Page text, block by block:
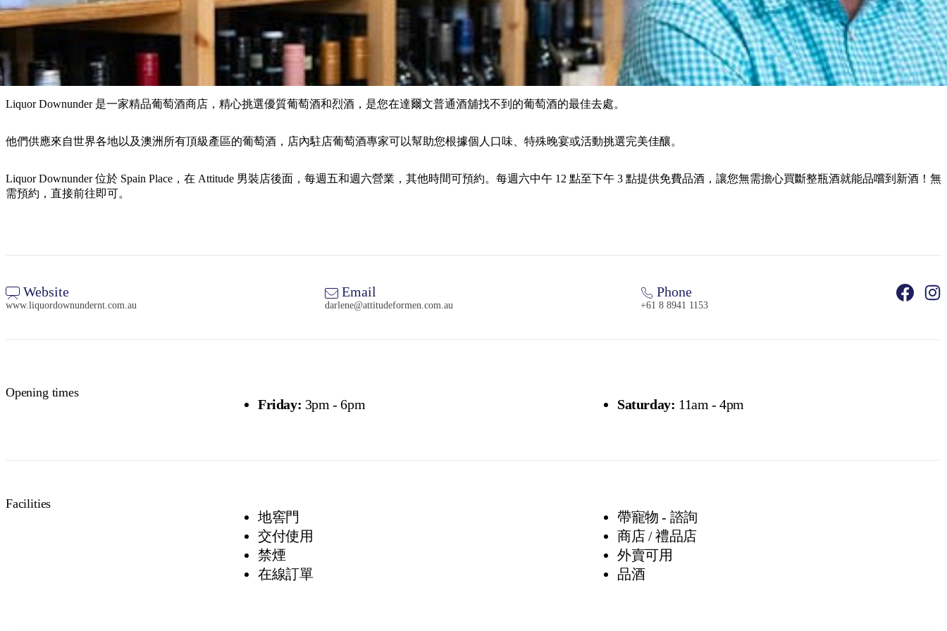
Liquor Downunder 是一家精品葡萄酒商店，精心挑選優質葡萄酒和烈酒，是您在達爾文普通酒舖找不到的葡萄酒的最佳去處。
他們供應來自世界各地以及澳洲所有頂級產區的葡萄酒，店內駐店葡萄酒專家可以幫助您根據個人口味、特殊晚宴或活動挑選完美佳釀。
Liquor Downunder 位於 Spain Place，在 Attitude 男裝店後面，每週五和週六營業，其他時間可預約。每週六中午 12 點至下午 3 點提供免費品酒，讓您無需擔心買斷整瓶酒就能品嚐到新酒！無
需預約，直接前往即可。
Website
www.liquordownundernt.com.au
Email
darlene@attitudeformen.com.au
Phone
+61 8 8941 1153
Opening times
Friday: 3pm - 6pm Saturday: 11am - 4pm
Facilities
地窖門
交付使用
禁煙
在線訂單
帶寵物 - 諮詢
商店 / 禮品店
外賣可用
品酒